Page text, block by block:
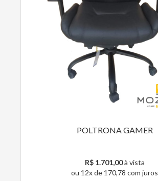
POLTRONA GAMER
R$ 1.701,00à vista
ou 12x de 170,78 com juros